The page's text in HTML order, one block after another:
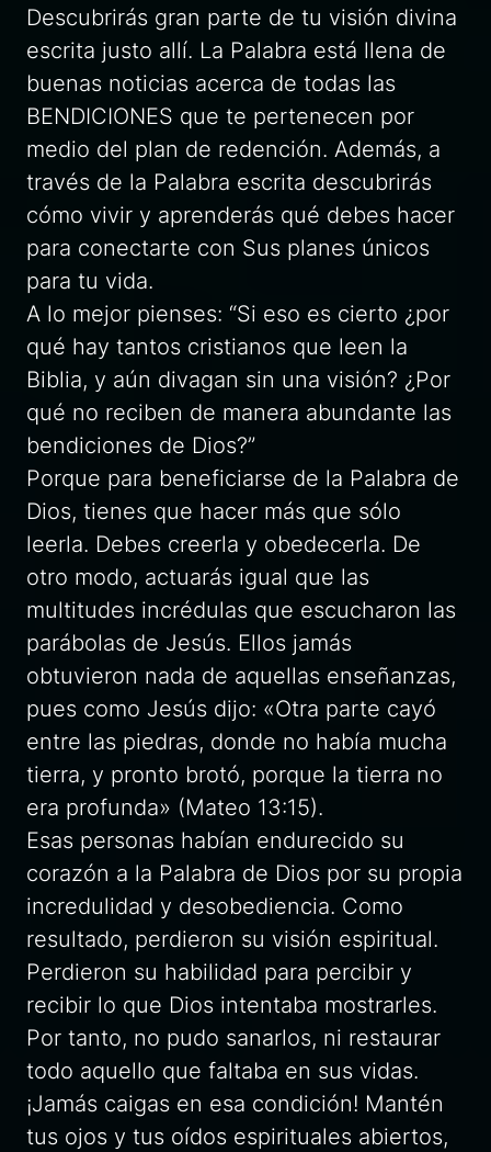
Descubrirás gran parte de tu visión divina
escrita justo allí. La Palabra está llena de
buenas noticias acerca de todas las
BENDICIONES que te pertenecen por
medio del plan de redención. Además, a
través de la Palabra escrita descubrirás
cómo vivir y aprenderás qué debes hacer
para conectarte con Sus planes únicos
para tu vida.
A lo mejor pienses: “Si eso es cierto ¿por
qué hay tantos cristianos que leen la
Biblia, y aún divagan sin una visión? ¿Por
qué no reciben de manera abundante las
bendiciones de Dios?”
Porque para beneficiarse de la Palabra de
Dios, tienes que hacer más que sólo
leerla. Debes creerla y obedecerla. De
otro modo, actuarás igual que las
multitudes incrédulas que escucharon las
parábolas de Jesús. Ellos jamás
obtuvieron nada de aquellas enseñanzas,
pues como Jesús dijo: «Otra parte cayó
entre las piedras, donde no había mucha
tierra, y pronto brotó, porque la tierra no
era profunda» (Mateo 13:15).
Esas personas habían endurecido su
corazón a la Palabra de Dios por su propia
incredulidad y desobediencia. Como
resultado, perdieron su visión espiritual.
Perdieron su habilidad para percibir y
recibir lo que Dios intentaba mostrarles.
Por tanto, no pudo sanarlos, ni restaurar
todo aquello que faltaba en sus vidas.
¡Jamás caigas en esa condición! Mantén
tus ojos y tus oídos espirituales abiertos,